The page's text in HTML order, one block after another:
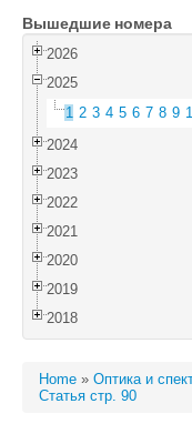
Войти
Вышедшие номера
2026
2025
1 2 3 4 5 6 7 8 9
2024
2023
2022
2021
2020
2019
2018
Home » Оптика и
Статья стр. 90